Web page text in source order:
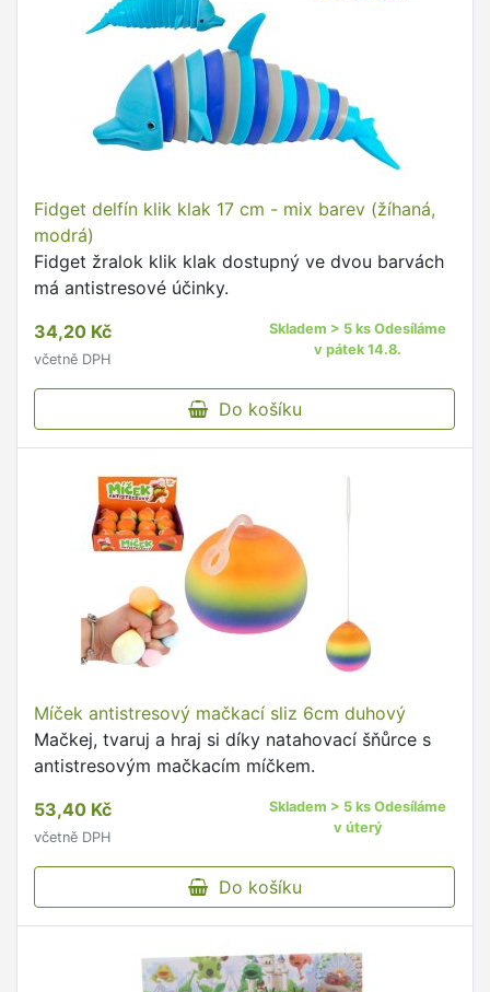
Fidget delfín klik klak 17 cm - mix barev (žíhaná,
modrá)
Fidget žralok klik klak dostupný ve dvou barvách
má antistresové účinky.
34,20 Kč
včetně DPH
Skladem > 5 ks Odesíláme
v pátek 14.8.
Do košíku
Míček antistresový mačkací sliz 6cm duhový
Mačkej, tvaruj a hraj si díky natahovací šňůrce s
antistresovým mačkacím míčkem.
53,40 Kč
včetně DPH
Skladem > 5 ks Odesíláme
v úterý
Do košíku